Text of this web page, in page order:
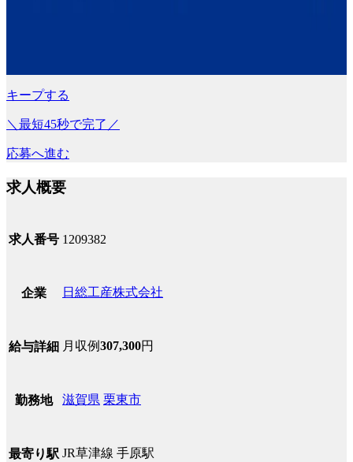
キープする
＼最短45秒で完了／
応募へ進む
求人概要
求人番号 1209382
企業 日総工産株式会社
給与詳細 月収例307,300円
勤務地 滋賀県 栗東市
最寄り駅 JR草津線 手原駅